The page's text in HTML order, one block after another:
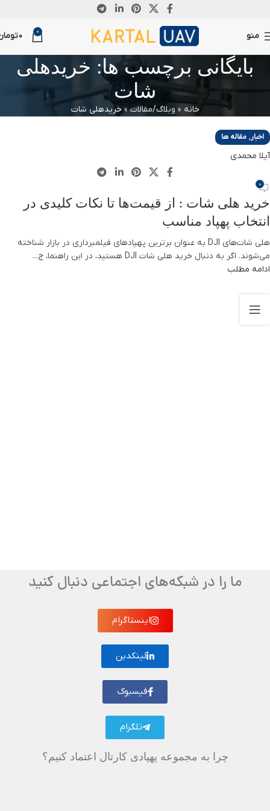
منو 0
0
بایگانی برچسب ها: خریدهلی
شات
خانه » وبلاگ/مقالات»خریدهلی شات
اکتبر
اخبار, مقاله ها
آیلا محمدی
0
خرید هلی شات : از قیمت‌ها تا نکات کلیدی در
انتخاب پهپاد مناسب
هلی شات‌های DJI به عنوان برترین پهپادهای فیلمبرداری در بازار شناخته
می‌شوند. اگر به دنبال خرید هلی شات DJI هستید، در این راهنما، ج...
ادامه مطلب
ما را در شبکه‌های اجتماعی دنبال کنید
اینستاگرام
لینکدین
فیسبوک
تلگرام
چرا به مجموعه پهپادی کارتال اعتماد کنیم؟